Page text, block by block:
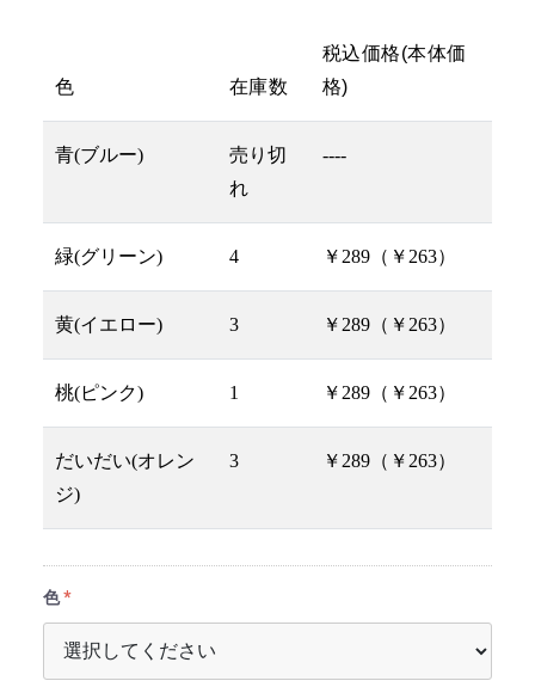
色 在庫数
税込価格(本体価
格)
青(ブルー)
売り切
れ
----
緑(グリーン) 4 ￥289（￥263）
黄(イエロー) 3 ￥289（￥263）
桃(ピンク) 1 ￥289（￥263）
だいだい(オレン
ジ)
3 ￥289（￥263）
色